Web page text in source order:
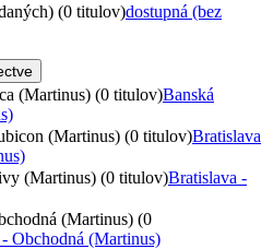
(0 titulov)dostupná (bez
(Martinus) (0 titulov)Banská
(Martinus) (0 titulov)Bratislava
(Martinus) (0 titulov)Bratislava -
(Martinus) (0
Obchodná (Martinus)